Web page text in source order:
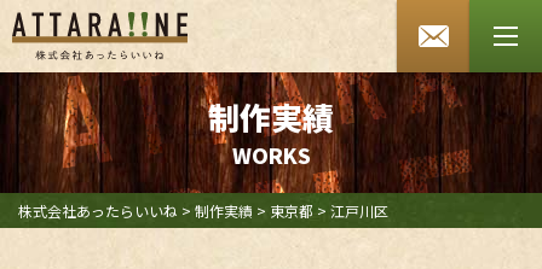
あったらいいね HOME
会社案内
SDGsへの取り組み
よくあるご質問
制作実績
WORKS
株式会社あったらいいね > 制作実績 > 東京都 > 江戸川区